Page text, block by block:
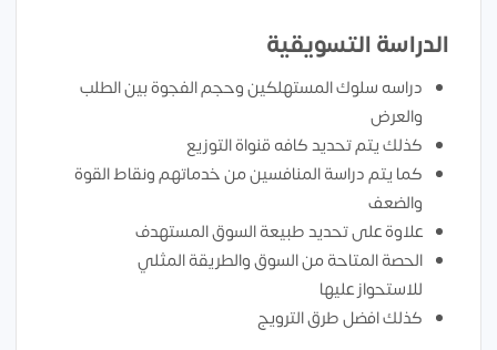
الدراسة التسويقية
دراسه سلوك المستهلكين وحجم الفجوة بين الطلب
والعرض
كذلك يتم تحديد كافه قنواة التوزيع
كما يتم دراسة المنافسين من خدماتهم ونقاط القوة
والضعف
علاوة على تحديد طبيعة السوق المستهدف
الحصة المتاحة من السوق والطريقة المثلي
للاستحواز عليها
كذلك افضل طرق الترويج